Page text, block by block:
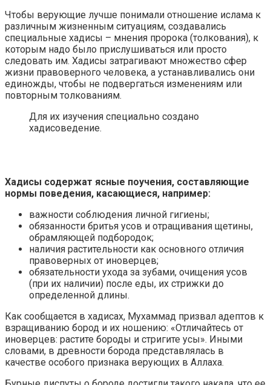
Чтобы верующие лучше понимали отношение ислама к
различным жизненным ситуациям, создавались
специальные хадисы – мнения пророка (толкования), к
которым надо было прислушиваться или просто
следовать им. Хадисы затрагивают множество сфер
жизни правоверного человека, а устанавливались они
единожды, чтобы не подвергаться изменениям или
повторным толкованиям.
Для их изучения специально создано
хадисоведение.
Хадисы содержат ясные поучения, составляющие
нормы поведения, касающиеся, например:
важности соблюдения личной гигиены;
обязанности бритья усов и отращивания щетины,
обрамляющей подбородок;
наличия растительности как основного отличия
правоверных от иноверцев;
обязательности ухода за зубами, очищения усов
(при их наличии) после еды, их стрижки до
определенной длины.
Как сообщается в хадисах, Мухаммад призвал адептов к
взращиванию бород и их ношению: «Отличайтесь от
иноверцев: растите бороды и стригите усы». Иными
словами, в древности борода представлялась в
качестве особого признака верующих в Аллаха.